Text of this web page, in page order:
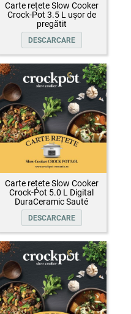
Carte rețete Slow Cooker
Crock-Pot 3.5 L ușor de
pregătit
DESCARCARE
Carte rețete Slow Cooker
Crock-Pot 5.0 L Digital
DuraCeramic Sauté
DESCARCARE